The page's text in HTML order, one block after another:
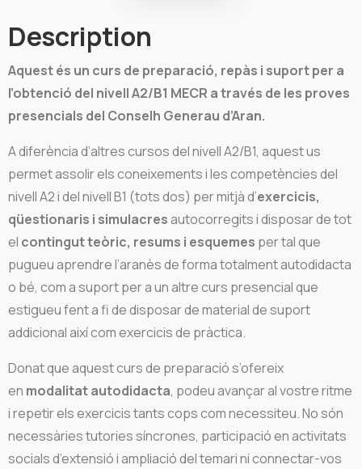
Description
Aquest és un curs de preparació, repàs i suport per a
l’obtenció del nivell A2/B1 MECR a través de les proves
presencials del Conselh Generau d’Aran.
A diferència d’altres cursos del nivell A2/B1, aquest us
permet assolir els coneixements i les competències del
nivell A2 i del nivell B1 (tots dos) per mitjà d’exercicis,
qüestionaris i simulacresautocorregits i disposar de tot
el contingut teòric, resums i esquemes per tal que
pugueu aprendre l’aranès de forma totalment autodidacta
o bé, com a suport per a un altre curs presencial que
estigueu fent a fi de disposar de material de suport
addicional així com exercicis de pràctica.
Donat que aquest curs de preparació s’ofereix
en modalitat autodidacta, podeu avançar al vostre ritme
i repetir els exercicis tants cops com necessiteu. No són
necessàries tutories síncrones, participació en activitats
socials d’extensió i ampliació del temari ni connectar-vos